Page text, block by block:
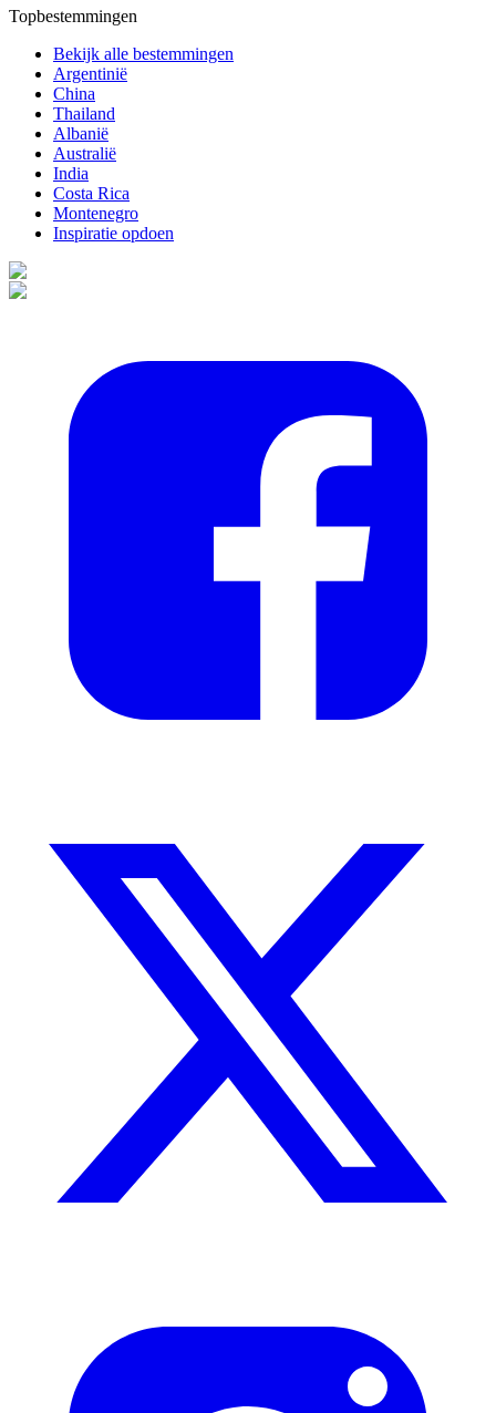
Topbestemmingen
Bekijk alle bestemmingen
Argentinië
China
Thailand
Albanië
Australië
India
Costa Rica
Montenegro
Inspiratie opdoen